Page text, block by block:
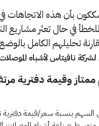
بأن هذه الاتجاهات في
في حال تعثر مشاريع
تحليلهم الكامل بالوضع
نافيتاس لأشباه
وقيمة دفترية